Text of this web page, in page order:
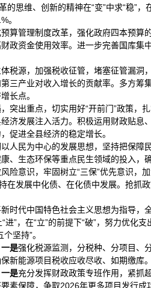
思维、创新的精神在“变”中求“稳”
。
算管理制度改革，强化政府四本预
政资金使用效率。进一步完善国库
税源，加强税收征管，堵塞征管漏
三产业对收入增长的贡献率。多方
长点。
突出重点，切实用好“开前门”政策
济发展注入活力。积极运用财政贴
促进全县经济的稳定增长。
人民为中心的发展思想，坚持把保
、生态环保等重点民生领域的投入，
险意识，牢固树立“三保”优先意识，
在发展中化债、在化债中发展。抢抓
时代中国特色社会主义思想为指导
进”，在“立”的前提下“破”，努力优
坚持”。
一是强化税源监测，分税种、分项目、
新能源项目税收应收尽收、如期缴库。
一是充分发挥财政政策专班作用，紧抓
素保障，争取2026年更多项目发行成